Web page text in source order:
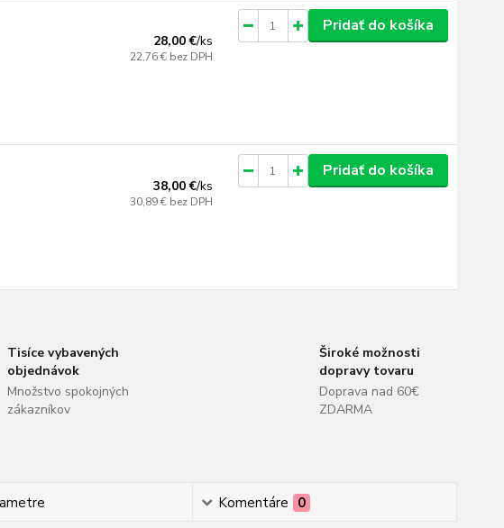
28,00 €/ks
22,76 € bez DPH
Pridať do košíka
38,00 €/ks
30,89 € bez DPH
Pridať do košíka
Tisíce vybavených
objednávok
Množstvo spokojných
zákazníkov
Široké možnosti
dopravy tovaru
Doprava nad 60€
ZDARMA
Komentáre 0